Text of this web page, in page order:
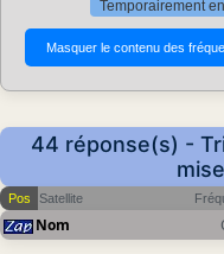
Temporairement
44 réponse(s) -
Pos Satellite
Nom